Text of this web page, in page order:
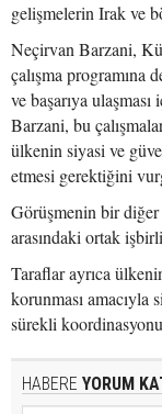
gelişmelerin Irak ve
Neçirvan Barzani,
çalışma programına
ve başarıya
Barzani, bu
ülkenin siyasi ve
etmesi gerektiğini
Görüşmenin bir
arasındaki ortak
Taraflar ayrıca
korunması amacıyla
sürekli
HABERE YORUM